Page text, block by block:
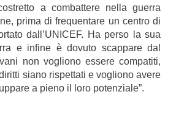
a combattere nella guerra
prima di frequentare un centro di
dall’UNICEF. Ha perso la sua
e infine è dovuto scappare dal
non vogliono essere compatiti,
siano rispettati e vogliono avere
a pieno il loro potenziale”.